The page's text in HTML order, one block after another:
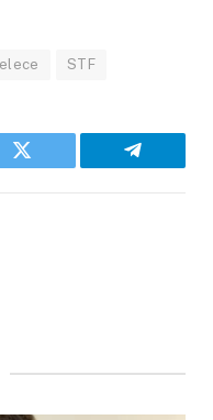
STF
Twitter Telegram